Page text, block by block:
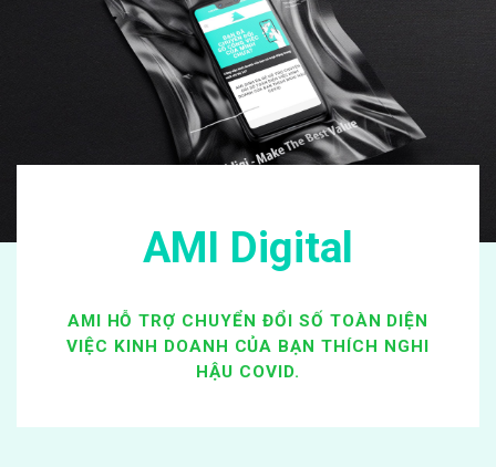
AMI Digital
AMI HỖ TRỢ CHUYỂN ĐỔI SỐ TOÀN DIỆN
VIỆC KINH DOANH CỦA BẠN THÍCH NGHI
HẬU COVID.